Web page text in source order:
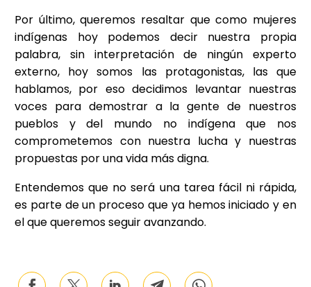
Por último, queremos resaltar que como mujeres
indígenas hoy podemos decir nuestra propia
palabra, sin interpretación de ningún experto
externo, hoy somos las protagonistas, las que
hablamos, por eso decidimos levantar nuestras
voces para demostrar a la gente de nuestros
pueblos y del mundo no indígena que nos
comprometemos con nuestra lucha y nuestras
propuestas por una vida más digna.
Entendemos que no será una tarea fácil ni rápida,
es parte de un proceso que ya hemos iniciado y en
el que queremos seguir avanzando.